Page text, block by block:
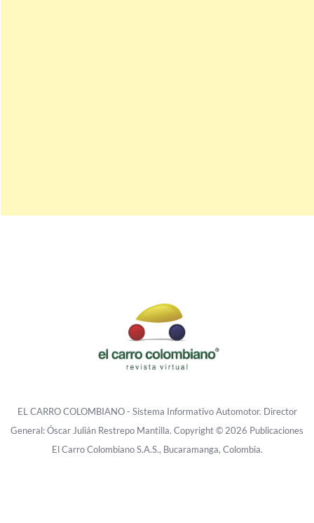
EL CARRO COLOMBIANO - Sistema Informativo Automotor. Director
General: Óscar Julián Restrepo Mantilla. Copyright © 2026 Publicaciones
El Carro Colombiano S.A.S., Bucaramanga, Colombia.